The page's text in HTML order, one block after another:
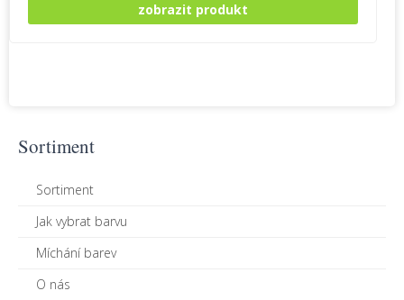
zobrazit produkt
Sortiment
Sortiment
Jak vybrat barvu
Míchání barev
O nás